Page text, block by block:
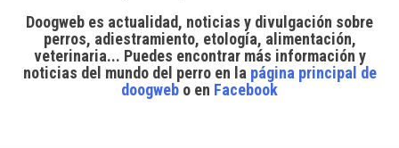
Doogweb es actualidad, noticias y divulgación sobre
perros, adiestramiento, etología, alimentación,
veterinaria... Puedes encontrar más información y
noticias del mundo del perroen la página principal de
doogweb o en Facebook